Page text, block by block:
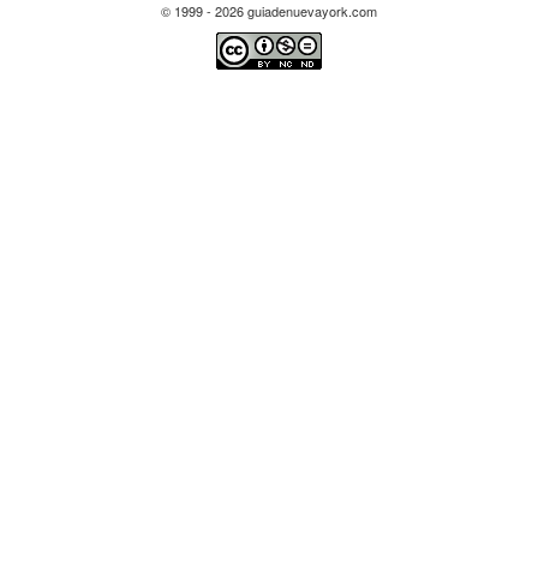
© 1999 - 2026 guiadenuevayork.com